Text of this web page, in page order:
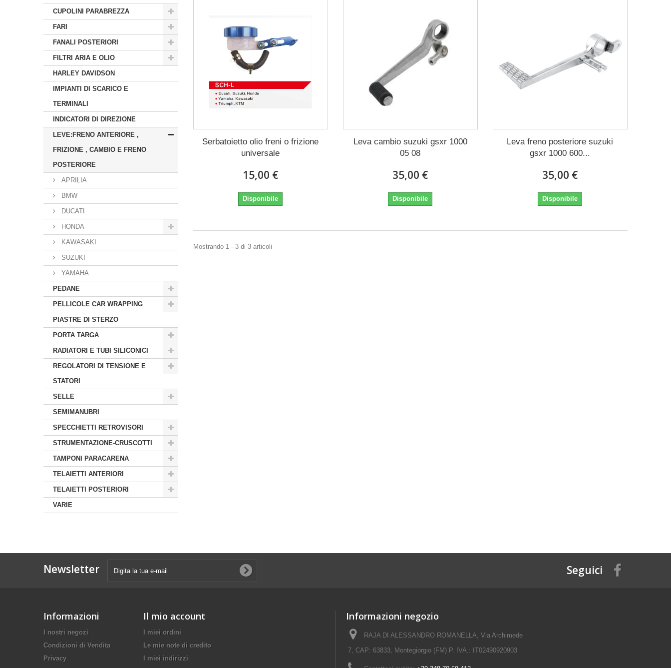
CUPOLINI PARABREZZA
FARI
FANALI POSTERIORI
FILTRI ARIA E OLIO
HARLEY DAVIDSON
IMPIANTI DI SCARICO E
TERMINALI
INDICATORI DI DIREZIONE
LEVE:FRENO ANTERIORE ,
FRIZIONE , CAMBIO E FRENO
POSTERIORE
APRILIA
BMW
DUCATI
HONDA
KAWASAKI
SUZUKI
YAMAHA
PEDANE
PELLICOLE CAR WRAPPING
PIASTRE DI STERZO
PORTA TARGA
RADIATORI E TUBI SILICONICI
REGOLATORI DI TENSIONE E
STATORI
SELLE
SEMIMANUBRI
SPECCHIETTI RETROVISORI
STRUMENTAZIONE-CRUSCOTTI
TAMPONI PARACARENA
TELAIETTI ANTERIORI
TELAIETTI POSTERIORI
VARIE
Serbatoietto olio freni o frizione
universale
15,00 €
Disponibile
Leva cambio suzuki gsxr 1000
05 08
35,00 €
Disponibile
Leva freno posteriore suzuki
gsxr 1000 600...
35,00 €
Disponibile
Mostrando 1 - 3 di 3 articoli
Newsletter Seguici
Informazioni
I nostri negozi
Condizioni di Vendita
Privacy
Il mio account
I miei ordini
Le mie note di credito
I miei indirizzi
Informazioni negozio
RAJA DI ALESSANDRO ROMANELLA, Via Archimede
7, CAP: 63833, Montegiorgio (FM) P. IVA.: IT02490920903